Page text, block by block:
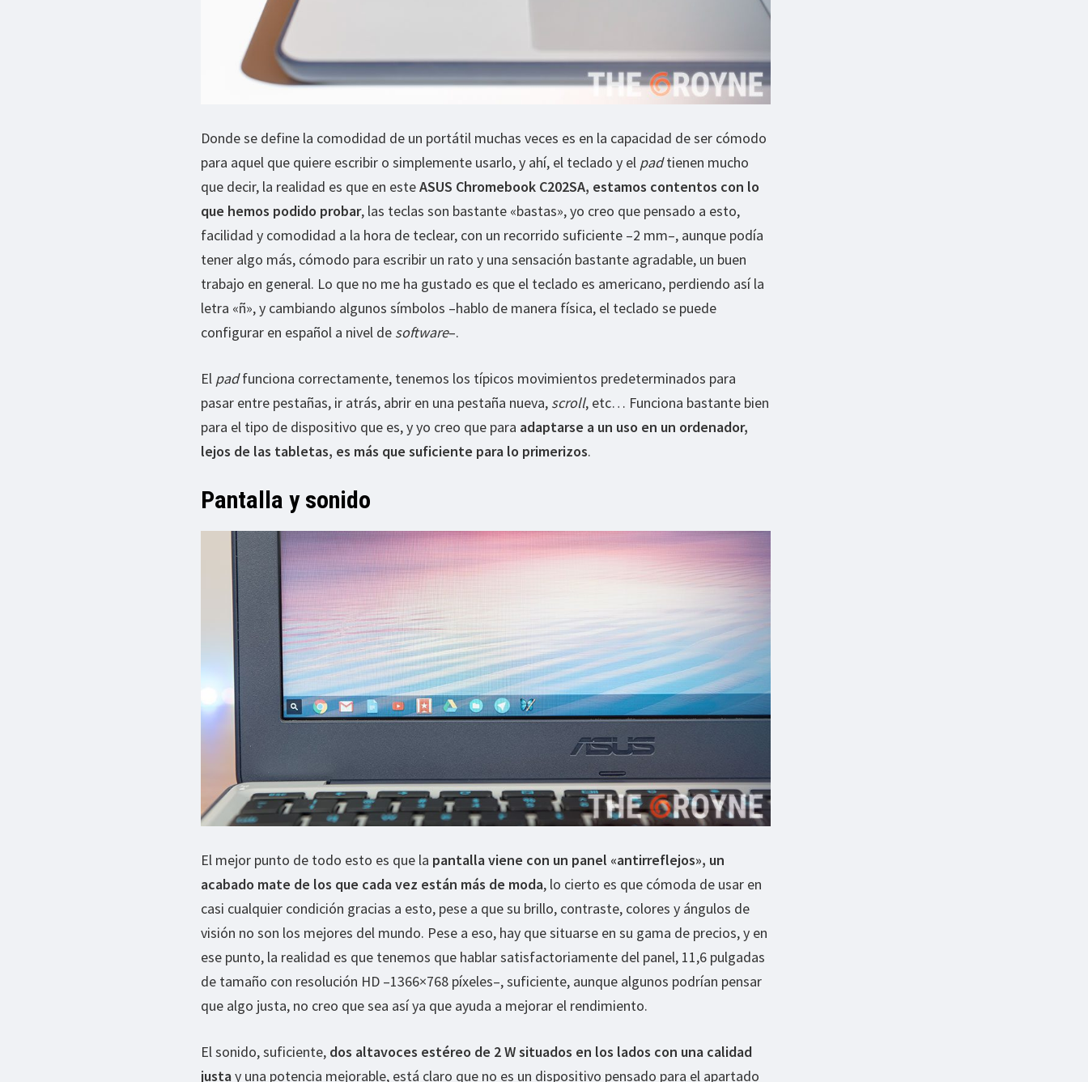
Donde se define la comodidad de un portátil muchas veces es en la capacidad de ser cómodo
para aquel que quiere escribir o simplemente usarlo, y ahí, el teclado y el padtienen mucho
que decir, la realidad es que en esteASUS Chromebook C202SA, estamos contentos con lo
que hemos podido probar, las teclas son bastante «bastas», yo creo que pensado a esto,
facilidad y comodidad a la hora de teclear, con un recorrido suficiente –2 mm–, aunque podía
tener algo más, cómodo para escribir un rato y una sensación bastante agradable, un buen
trabajo en general. Lo que no me ha gustado es que el teclado es americano, perdiendo así la
letra «ñ», y cambiando algunos símbolos –hablo de manera física, el teclado se puede
configurar en español a nivel de software–.
El padfunciona correctamente, tenemos los típicos movimientos predeterminados para
pasar entre pestañas, ir atrás, abrir en una pestaña nueva, scroll, etc… Funciona bastante bien
para el tipo de dispositivo que es, y yo creo que para adaptarse a un uso en un ordenador,
lejos de las tabletas, es más que suficiente para lo primerizos.
Pantalla y sonido
El mejor punto de todo esto es que la pantalla viene con un panel «antirreflejos», un
acabado mate de los que cada vez están más de moda, lo cierto es que cómoda de usar en
casi cualquier condición gracias a esto, pese a que su brillo, contraste, colores y ángulos de
visión no son los mejores del mundo. Pese a eso, hay que situarse en su gama de precios, y en
ese punto, la realidad es que tenemos que hablar satisfactoriamente del panel, 11,6 pulgadas
de tamaño con resolución HD –1366×768 píxeles–, suficiente, aunque algunos podrían pensar
que algo justa, no creo que sea así ya que ayuda a mejorar el rendimiento.
El sonido, suficiente, dos altavoces estéreo de 2 W situados en los lados con una calidad
justay una potencia mejorable, está claro que no es un dispositivo pensado para el apartado